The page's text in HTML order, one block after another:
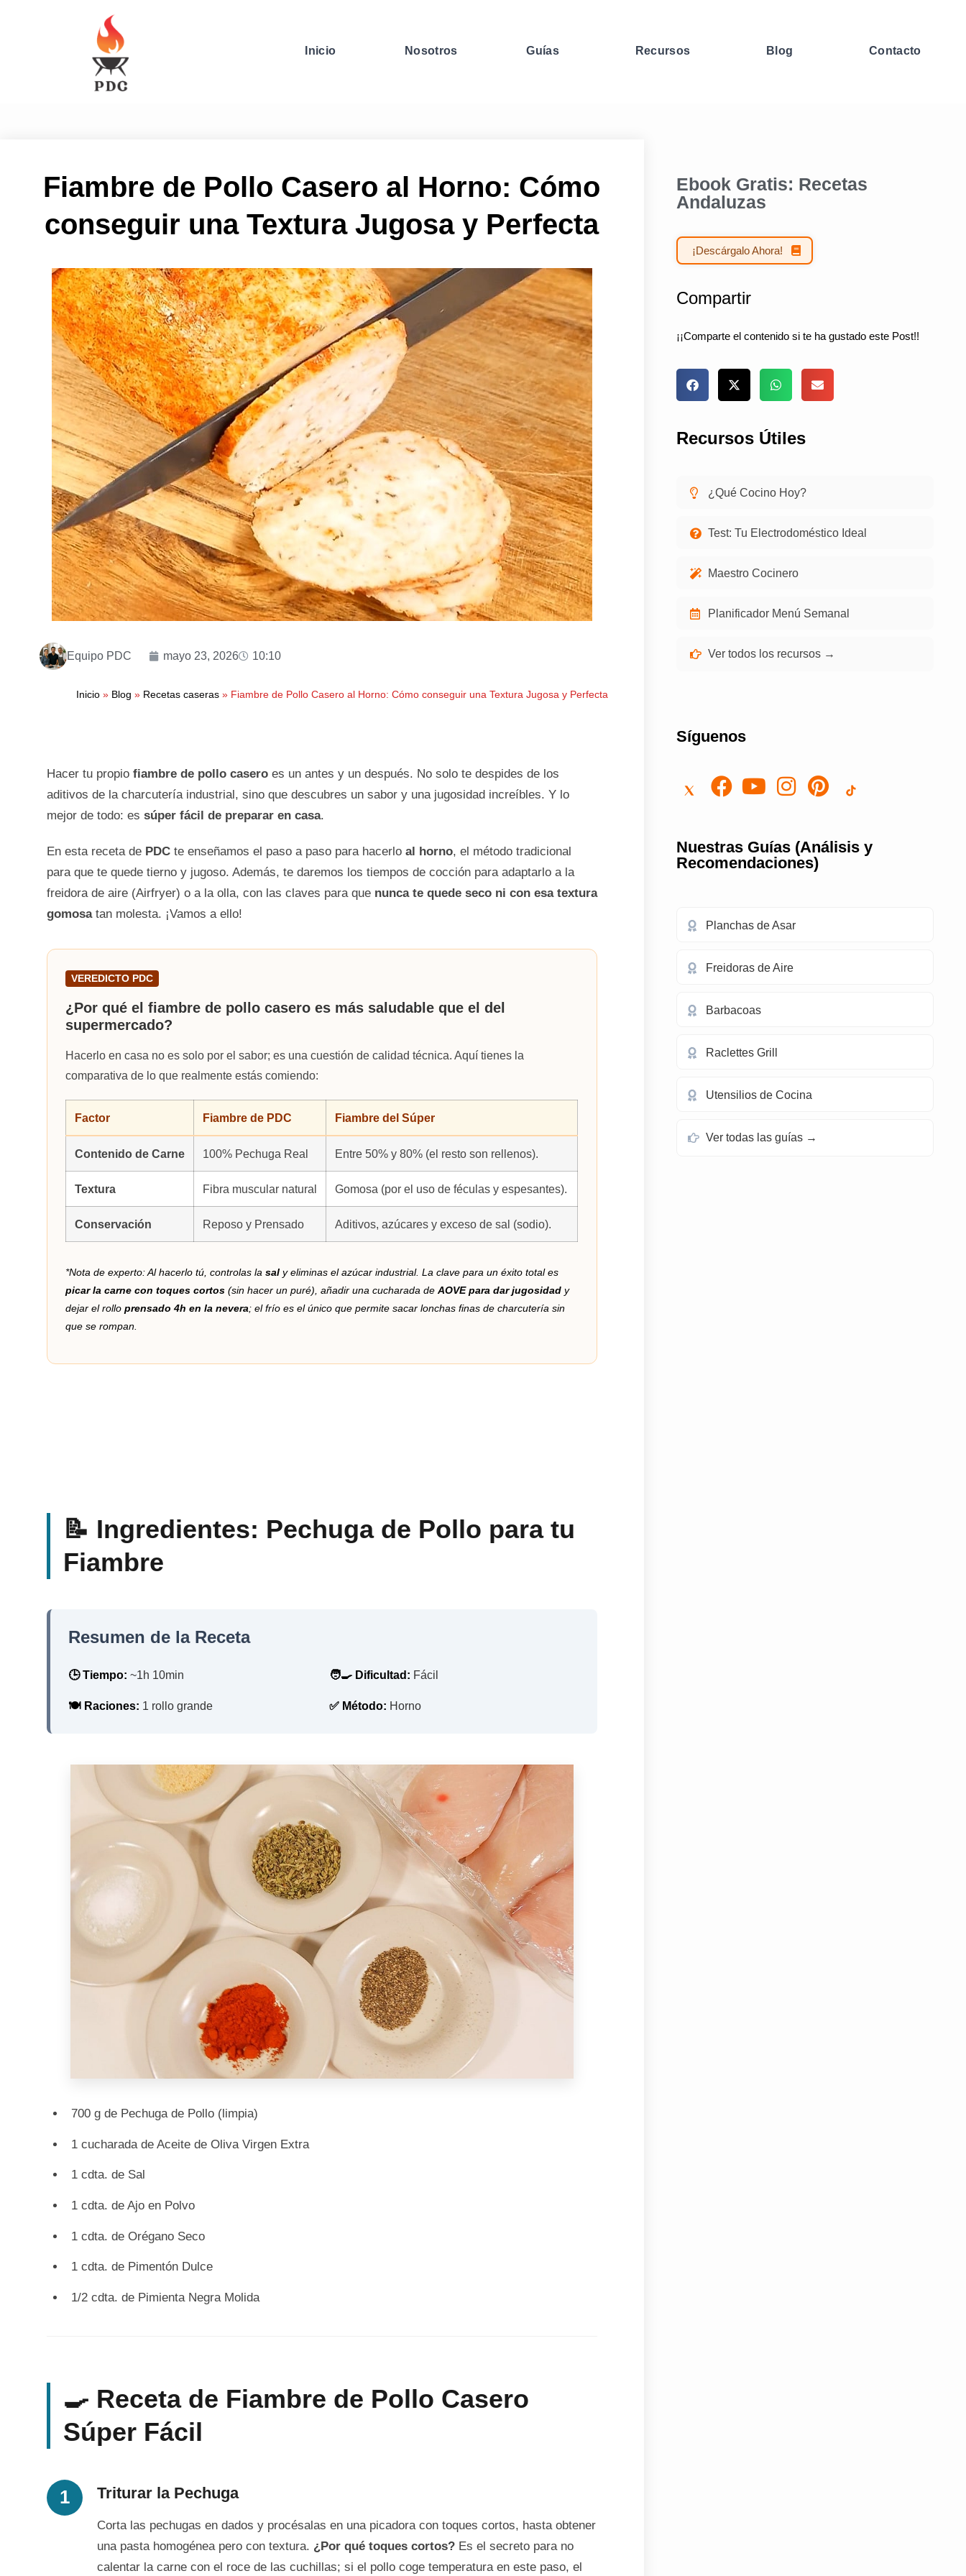
Inicio Nosotros Guías Recursos Blog Contacto
Fiambre de Pollo Casero al Horno: Cómo
conseguir una Textura Jugosa y Perfecta
Equipo PDC mayo 23, 2026 10:10
Inicio» Blog » Recetas caseras» Fiambre de Pollo Casero al Horno: Cómo conseguir una Textura Jugosa y Perfecta
Hacer tu propio fiambre de pollo casero es un antes y un después. No solo te despides de los
aditivos de la charcutería industrial, sino que descubres un sabor y una jugosidad increíbles. Y lo
mejor de todo: es súper fácil de preparar en casa.
En esta receta de PDC te enseñamos el paso a paso para hacerlo al horno, el método tradicional
para que te quede tierno y jugoso. Además, te daremos los tiempos de cocción para adaptarlo a la
freidora de aire (Airfryer) o a la olla, con las claves para que nunca te quede seco ni con esa textura
gomosatan molesta. ¡Vamos a ello!
VEREDICTO PDC
¿Por qué el fiambre de pollo casero es más saludable que el del
supermercado?
Hacerlo en casa no es solo por el sabor; es una cuestión de calidad técnica. Aquí tienes la
comparativa de lo que realmente estás comiendo:
Factor Fiambre de PDC Fiambre del Súper
Contenido de Carne 100% Pechuga Real Entre 50% y 80% (el resto son rellenos).
Textura Fibra muscular natural Gomosa (por el uso de féculas y espesantes).
Conservación Reposo y Prensado Aditivos, azúcares y exceso de sal (sodio).
*Nota de experto: Al hacerlo tú, controlas la sal y eliminas el azúcar industrial. La clave para un éxito total es
picar la carne con toques cortos (sin hacer un puré), añadir una cucharada de AOVE para dar jugosidad y
dejar el rollo prensado 4h en la nevera; el frío es el único que permite sacar lonchas finas de charcutería sin
que se rompan.
📝 Ingredientes: Pechuga de Pollo para tu
Fiambre
Resumen de la Receta
🕒 Tiempo: ~1h 10min 🧑‍🍳 Dificultad: Fácil
🍽️ Raciones: 1 rollo grande ✅ Método: Horno
700 g de Pechuga de Pollo (limpia)
1 cucharada de Aceite de Oliva Virgen Extra
1 cdta. de Sal
1 cdta. de Ajo en Polvo
1 cdta. de Orégano Seco
1 cdta. de Pimentón Dulce
1/2 cdta. de Pimienta Negra Molida
🍳 Receta de Fiambre de Pollo Casero
Súper Fácil
Triturar la Pechuga
Corta las pechugas en dados y procésalas en una picadora con toques cortos, hasta obtener
una pasta homogénea pero con textura. ¿Por qué toques cortos? Es el secreto para no
calentar la carne con el roce de las cuchillas; si el pollo coge temperatura en este paso, el
Ebook Gratis: Recetas
Andaluzas
¡Descárgalo Ahora!
Compartir
¡¡Comparte el contenido si te ha gustado este Post!!
Recursos Útiles
¿Qué Cocino Hoy?
Test: Tu Electrodoméstico Ideal
Maestro Cocinero
Planificador Menú Semanal
Ver todos los recursos →
Síguenos
Nuestras Guías (Análisis y
Recomendaciones)
Planchas de Asar
Freidoras de Aire
Barbacoas
Raclettes Grill
Utensilios de Cocina
Ver todas las guías →